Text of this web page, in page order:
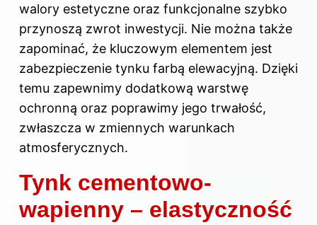
walory estetyczne oraz funkcjonalne szybko
przynoszą zwrot inwestycji. Nie można także
zapominać, że kluczowym elementem jest
zabezpieczenie tynku farbą elewacyjną. Dzięki
temu zapewnimy dodatkową warstwę
ochronną oraz poprawimy jego trwałość,
zwłaszcza w zmiennych warunkach
atmosferycznych.
Tynk cementowo-
wapienny – elastyczność